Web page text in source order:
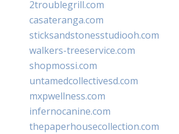
2troublegrill.com
casateranga.com
sticksandstonesstudiooh.com
walkers-treeservice.com
shopmossi.com
untamedcollectivesd.com
mxpwellness.com
infernocanine.com
thepaperhousecollection.com